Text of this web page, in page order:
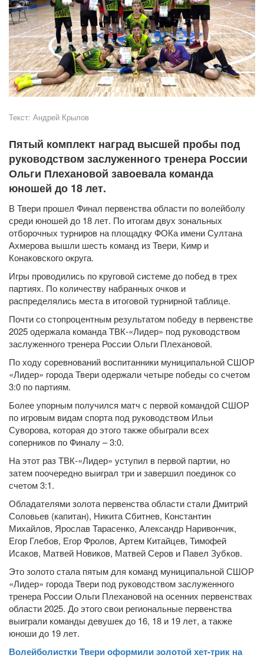
Текст: Андрей Крылов
Пятый комплект наград высшей пробы под
руководством заслуженного тренера России
Ольги Плехановой завоевала команда
юношей до 18 лет.
В Твери прошел Финал первенства области по волейболу
среди юношей до 18 лет. По итогам двух зональных
отборочных турниров на площадку ФОКа имени Султана
Ахмерова вышли шесть команд из Твери, Кимр и
Конаковского округа.
Игры проводились по круговой системе до побед в трех
партиях. По количеству набранных очков и
распределялись места в итоговой турнирной таблице.
Почти со стопроцентным результатом победу в первенстве
2025 одержала команда ТВК-«Лидер» под руководством
заслуженного тренера России Ольги Плехановой.
По ходу соревнований воспитанники муниципальной СШОР
«Лидер» города Твери одержали четыре победы со счетом
3:0 по партиям.
Более упорным получился матч с первой командой СШОР
по игровым видам спорта под руководством Ильи
Суворова, которая до этого также обыграли всех
соперников по Финалу – 3:0.
На этот раз ТВК-«Лидер» уступил в первой партии, но
затем поочередно выиграл три и завершил поединок со
счетом 3:1.
Обладателями золота первенства области стали Дмитрий
Соловьев (капитан), Никита Сбитнев, Константин
Михайлов, Ярослав Тарасенко, Александр Наривончик,
Егор Глебов, Егор Фролов, Артем Китайцев, Тимофей
Исаков, Матвей Новиков, Матвей Серов и Павел Зубков.
Это золото стала пятым для команд муниципальной СШОР
«Лидер» города Твери под руководством заслуженного
тренера России Ольги Плехановой на осенних первенствах
области 2025. До этого свои региональные первенства
выиграли команды девушек до 16, 18 и 19 лет, а также
юноши до 19 лет.
Волейболистки Твери оформили золотой хет-трик на